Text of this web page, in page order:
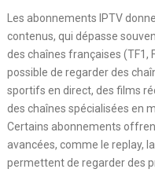
Les abonnements IPTV
contenus, qui dépasse
des chaînes françaises (TF1,
possible de regarder des
sportifs en direct, des films
des chaînes spécialisées en
Certains abonnements
avancées, comme le replay,
permettent de regarder des